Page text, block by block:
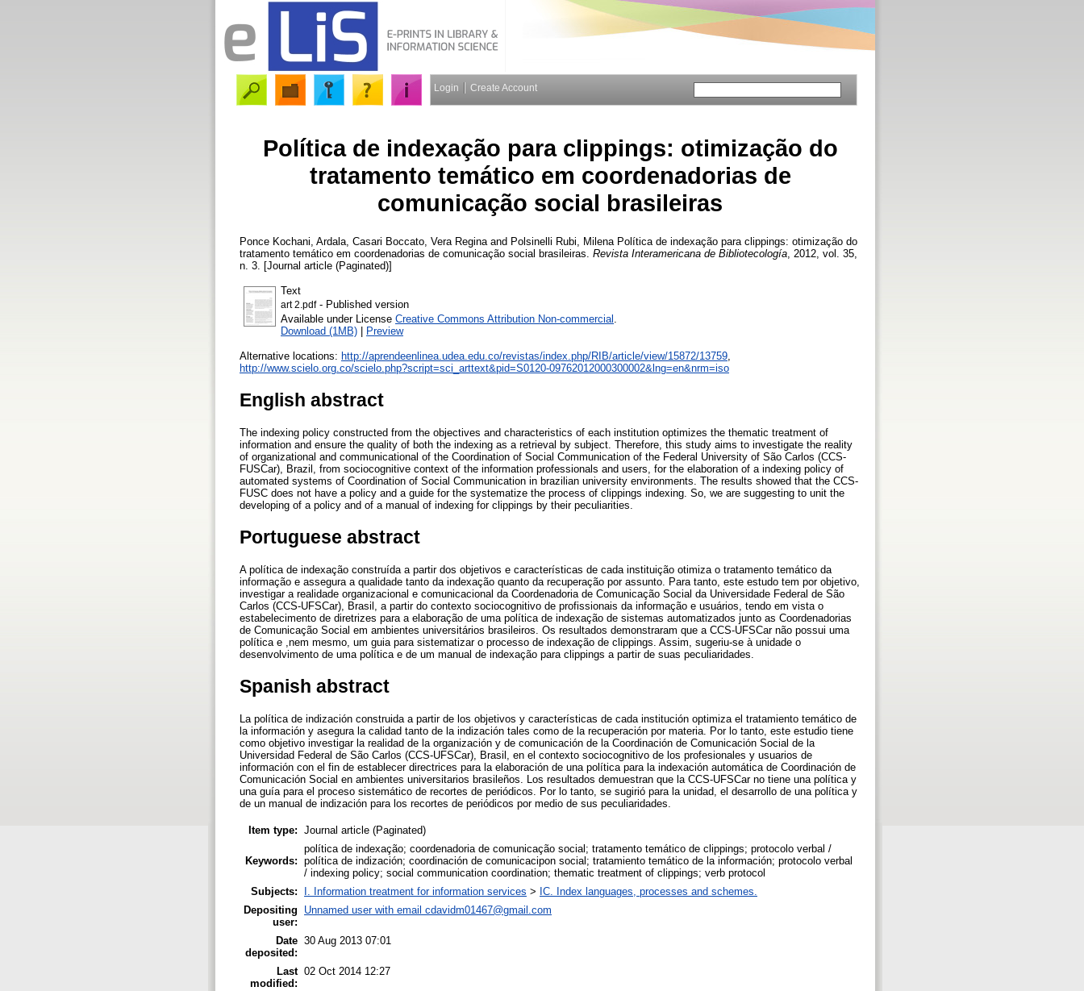
Login Create Account
Política de indexação para clippings: otimização do
tratamento temático em coordenadorias de
comunicação social brasileiras
Ponce Kochani, Ardala Casari Boccato, Vera Regina and Polsinelli Rubi, Milena Política de indexação para clippings: otimização do
tratamento temático em coordenadorias de comunicação social brasileiras. Revista Interamericana de Bibliotecología , 2012, vol. 35,
n. 3. [Journal article (Paginated)]
Text
art 2.pdf- Published version
Available under License Creative Commons Attribution Non-commercial
Download (1MB) | Preview
Alternative locations: http://aprendeenlinea.udea.edu.co/revistas/index.php/RIB/article/view/15872/13759
http://www.scielo.org.co/scielo.php?script=sci_arttext&pid=S0120-09762012000300002&lng=en&nrm=iso
English abstract
The indexing policy constructed from the objectives and characteristics of each institution optimizes the thematic treatment of
information and ensure the quality of both the indexing as a retrieval by subject. Therefore, this study aims to investigate the reality
of organizational and communicational of the Coordination of Social Communication of the Federal University of São Carlos (CCS-
FUSCar), Brazil, from sociocognitive context of the information professionals and users, for the elaboration of a indexing policy of
automated systems of Coordination of Social Communication in brazilian university environments. The results showed that the CCS-
FUSC does not have a policy and a guide for the systematize the process of clippings indexing. So, we are suggesting to unit the
developing of a policy and of a manual of indexing for clippings by their peculiarities.
Portuguese abstract
A política de indexação construída a partir dos objetivos e características de cada instituição otimiza o tratamento temático da
informação e assegura a qualidade tanto da indexação quanto da recuperação por assunto. Para tanto, este estudo tem por objetivo,
investigar a realidade organizacional e comunicacional da Coordenadoria de Comunicação Social da Universidade Federal de São
Carlos (CCS-UFSCar), Brasil, a partir do contexto sociocognitivo de profissionais da informação e usuários, tendo em vista o
estabelecimento de diretrizes para a elaboração de uma política de indexação de sistemas automatizados junto as Coordenadorias
de Comunicação Social em ambientes universitários brasileiros. Os resultados demonstraram que a CCS-UFSCar não possui uma
política e ,nem mesmo, um guia para sistematizar o processo de indexação de clippings. Assim, sugeriu-se à unidade o
desenvolvimento de uma política e de um manual de indexação para clippings a partir de suas peculiaridades.
Spanish abstract
La política de indización construida a partir de los objetivos y características de cada institución optimiza el tratamiento temático de
la información y asegura la calidad tanto de la indización tales como de la recuperación por materia. Por lo tanto, este estudio tiene
como objetivo investigar la realidad de la organización y de comunicación de la Coordinación de Comunicación Social de la
Universidad Federal de São Carlos (CCS-UFSCar), Brasil, en el contexto sociocognitivo de los profesionales y usuarios de
información con el fin de establecer directrices para la elaboración de una política para la indexación automática de Coordinación de
Comunicación Social en ambientes universitarios brasileños. Los resultados demuestran que la CCS-UFSCar no tiene una política y
una guía para el proceso sistemático de recortes de periódicos. Por lo tanto, se sugirió para la unidad, el desarrollo de una política y
de un manual de indización para los recortes de periódicos por medio de sus peculiaridades.
Item type: Journal article (Paginated)
Keywords:
política de indexação; coordenadoria de comunicação social; tratamento temático de clippings; protocolo verbal /
política de indización; coordinación de comunicacipon social; tratamiento temático de la información; protocolo verbal
/ indexing policy; social communication coordination; thematic treatment of clippings; verb protocol
Subjects:
I. Information treatment for information services > IC. Index languages, processes and schemes.
Depositing
user:
Unnamed user with email cdavidm01467@gmail.com
Date
deposited:
30 Aug 2013 07:01
Last
modified:
02 Oct 2014 12:27